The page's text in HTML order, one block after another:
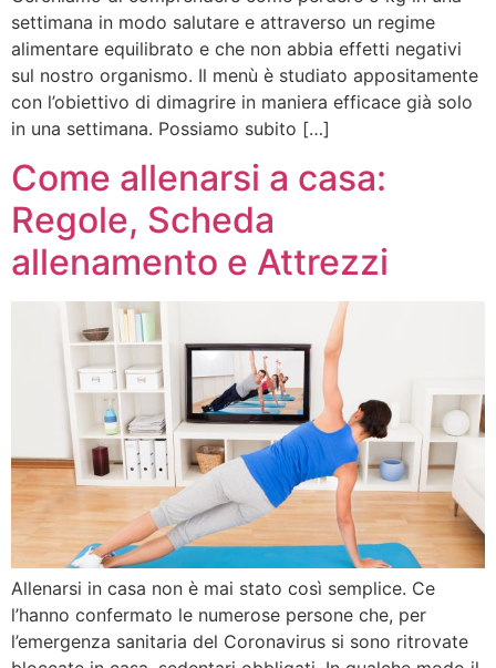
settimana in modo salutare e attraverso un regime
alimentare equilibrato e che non abbia effetti negativi
sul nostro organismo. Il menù è studiato appositamente
con l’obiettivo di dimagrire in maniera efficace già solo
in una settimana. Possiamo subito […]
Come allenarsi a casa:
Regole, Scheda
allenamento e Attrezzi
Allenarsi in casa non è mai stato così semplice. Ce
l’hanno confermato le numerose persone che, per
l’emergenza sanitaria del Coronavirus si sono ritrovate